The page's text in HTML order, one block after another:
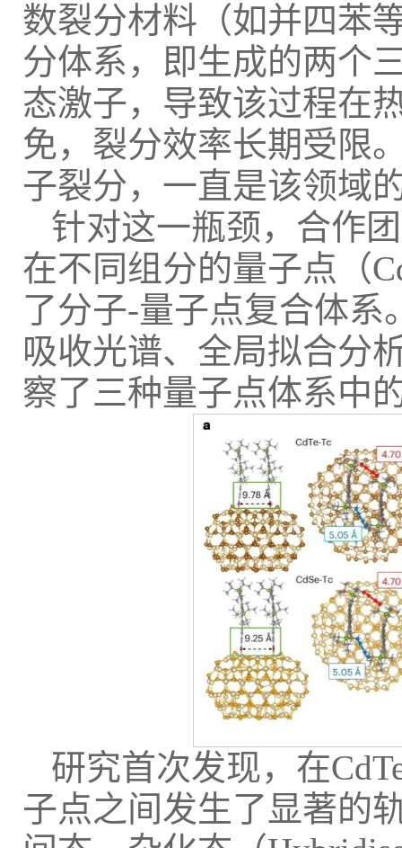
数裂分材料（如并四苯
分体系，即生成的两个
态激子，导致该过程在
免，裂分效率长期受限
子裂分，一直是该领域
针对这一瓶颈，合作
在不同组分的量子点（
了分子-量子点复合体系
吸收光谱、全局拟合分
察了三种量子点体系中
研究首次发现，在
子点之间发生了显著的